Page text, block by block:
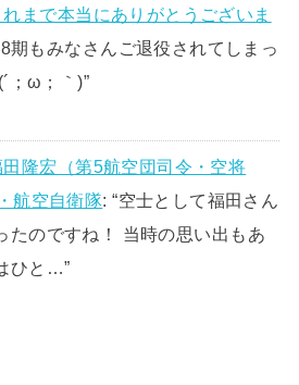
れまで本当にありがとうございま
期もみなさんご退役されてしまっ
；ω；｀)”
田隆宏（第5航空団司令・空将
航空自衛隊: “空士として福田さん
たのですね！ 当時の思い出もあ
ひと…”